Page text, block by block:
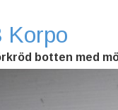
Korpo
botten med